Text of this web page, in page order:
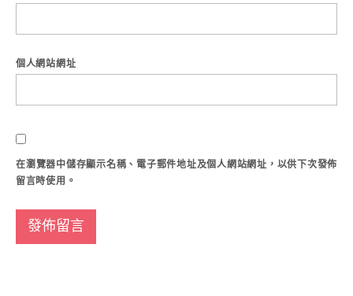
個人網站網址
在瀏覽器中儲存顯示名稱、電子郵件地址及個人網站網址，以供下次發佈
留言時使用。